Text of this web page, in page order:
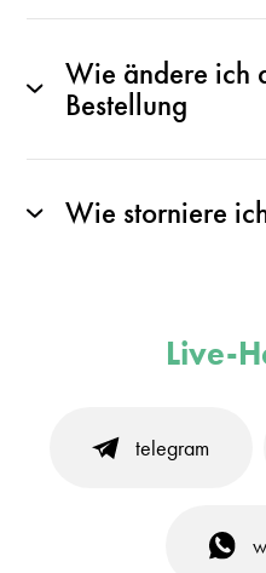
Wie ändere ich
Bestellung
Wie storniere
Live-
telegram